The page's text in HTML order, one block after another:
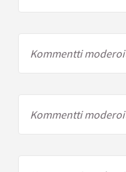
Kommentti
Kommentti